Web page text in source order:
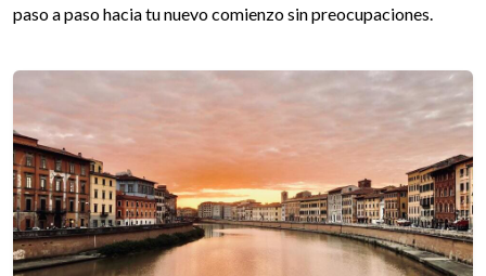
paso a paso hacia tu nuevo comienzo sin preocupaciones.